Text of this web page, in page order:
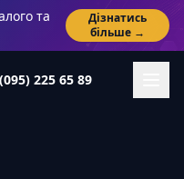
та
Дізнатись
більше →
225 65 89
аналізу